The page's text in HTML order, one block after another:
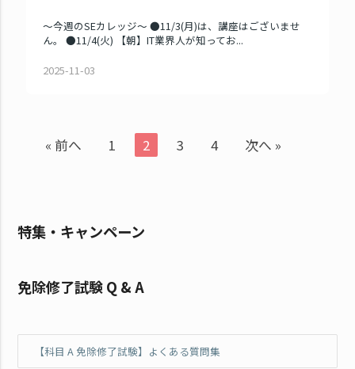
～今週のSEカレッジ～ ●11/3(月)は、講座はございませ
ん。 ●11/4(火) 【朝】IT業界人が知ってお...
2025-11-03
« 前へ 1 2 3 4 次へ »
特集・キャンペーン
免除修了試験 Q & A
【科目 A 免除修了試験】よくある質問集